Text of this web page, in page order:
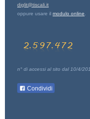
diglit@tiscali.it
oppure usare il modulo online.
n° di accessi al sito dal 10/4/
Condividi